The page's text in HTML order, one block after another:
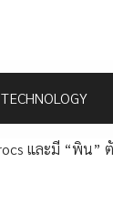
TECHNOLOGY